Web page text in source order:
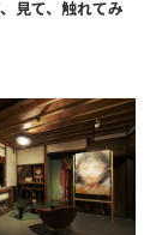
見て、触れてみ